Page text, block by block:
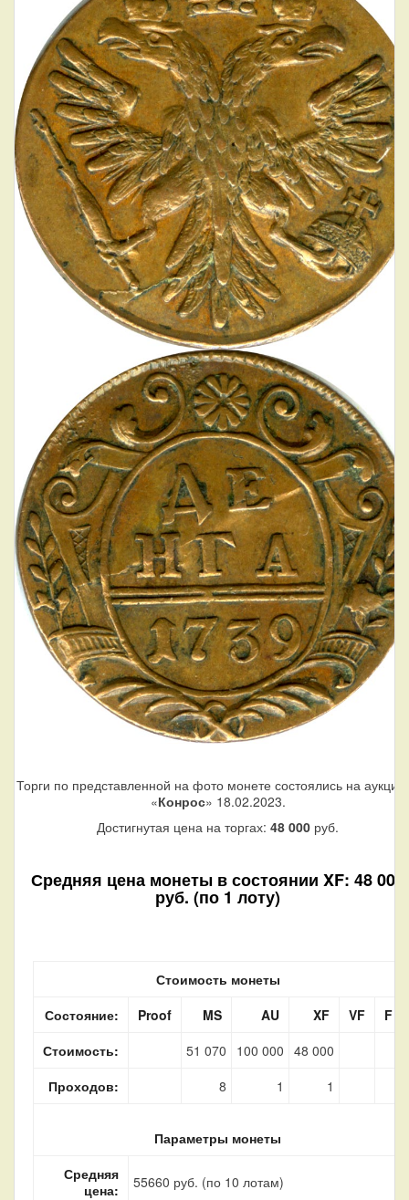
Торги по представленной на фото монете состоялись на
«Конрос» 18.02.2023.
Достигнутая цена на торгах: 48 000 руб.
Средняя цена монеты в состоянии XF: 48 000
руб. (по 1 лоту)
Стоимость монеты
Состояние:
Proof MS AU XF VF
F
Стоимость:
51 070 100 000 48 000
Проходов:
8 1 1
Параметры монеты
Средняя
цена:
55660 руб. (по 10 лотам)